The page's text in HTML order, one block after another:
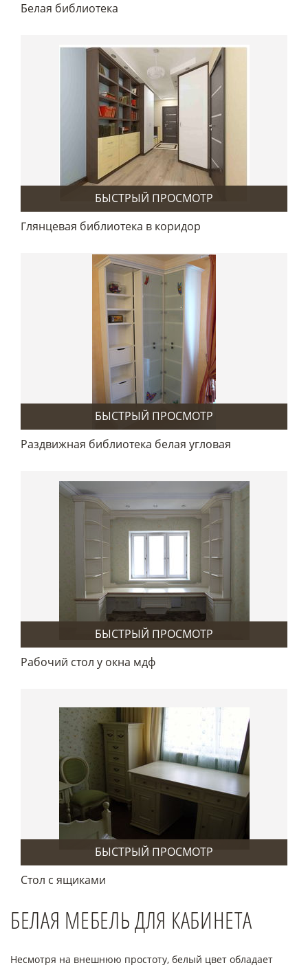
Белая библиотека
БЫСТРЫЙ ПРОСМОТР
Глянцевая библиотека в коридор
БЫСТРЫЙ ПРОСМОТР
Раздвижная библиотека белая угловая
БЫСТРЫЙ ПРОСМОТР
Рабочий стол у окна мдф
БЫСТРЫЙ ПРОСМОТР
Стол с ящиками
БЕЛАЯ МЕБЕЛЬ ДЛЯ КАБИНЕТА
Несмотря на внешнюю простоту, белый цвет обладает